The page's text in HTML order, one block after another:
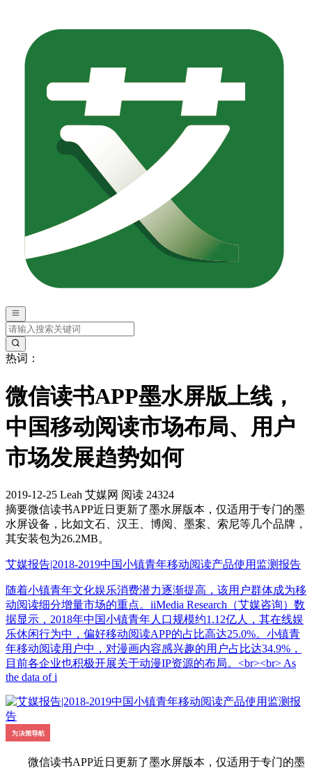
热词：
微信读书APP墨水屏版上线，
中国移动阅读市场布局、用户
市场发展趋势如何
2019-12-25 Leah 艾媒网 阅读 24324
摘要微信读书APP近日更新了墨水屏版本，仅适用于专门的墨
水屏设备，比如文石、汉王、博阅、墨案、索尼等几个品牌，
其安装包为26.2MB。
艾媒报告|2018-2019中国小镇青年移动阅读产品使用监测报告
随着小镇青年文化娱乐消费潜力逐渐提高，该用户群体成为移
动阅读细分增量市场的重点。iiMedia Research（艾媒咨询）数
据显示，2018年中国小镇青年人口规模约1.12亿人，其在线娱
乐休闲行为中，偏好移动阅读APP的占比高达25.0%。小镇青
年移动阅读用户中，对漫画内容感兴趣的用户占比达34.9%，
目前各企业也积极开展关于动漫IP资源的布局。<br><br> As
the data of i
微信读书APP近日更新了墨水屏版本，仅适用于专门的墨